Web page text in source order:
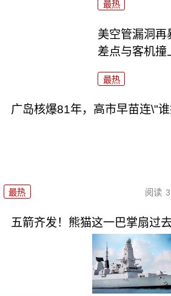
最热
美空管漏洞再
差点与客机撞
最热
广岛核爆81年，高市早苗连\"谁
最热 阅读
五箭齐发！熊猫这一巴掌扇过